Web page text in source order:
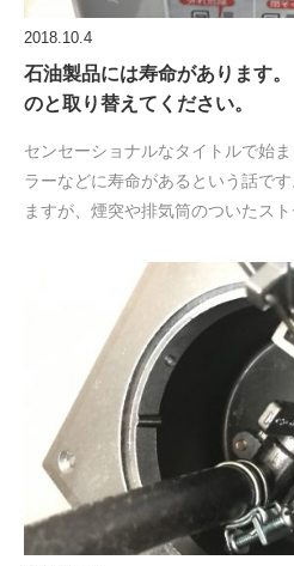
2018.10.4
石油製品には寿命があります
のと取り替えてください。
センセーショナルなタイトルで始
ラーなどに寿命があるという話で
ますが、煙突や排気筒のついたスト